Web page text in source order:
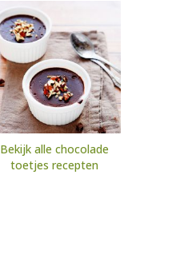
Bekijk alle chocolade
toetjes recepten